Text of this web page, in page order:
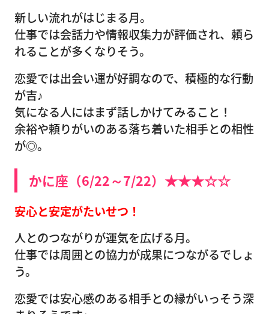
新しい流れがはじまる月。
仕事では会話力や情報収集力が評価され、頼ら
れることが多くなりそう。
恋愛では出会い運が好調なので、積極的な行動
が吉♪
気になる人にはまず話しかけてみること！
余裕や頼りがいのある落ち着いた相手との相性
が◎。
かに座（6/22～7/22）★★★☆☆
安心と安定がたいせつ！
人とのつながりが運気を広げる月。
仕事では周囲との協力が成果につながるでしょ
う。
恋愛では安心感のある相手との縁がいっそう深